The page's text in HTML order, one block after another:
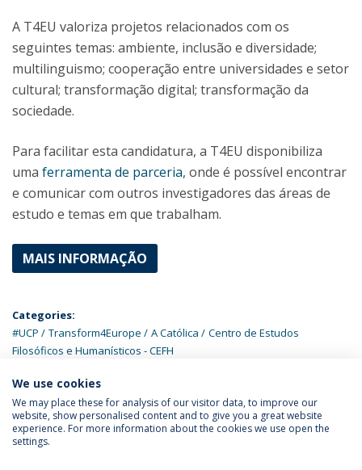
A T4EU valoriza projetos relacionados com os
seguintes temas: ambiente, inclusão e diversidade;
multilinguismo; cooperação entre universidades e setor
cultural; transformação digital; transformação da
sociedade.
Para facilitar esta candidatura, a T4EU disponibiliza
uma ferramenta de parceria, onde é possível encontrar
e comunicar com outros investigadores das áreas de
estudo e temas em que trabalham.
MAIS INFORMAÇÃO
Categories:
#UCP
Transform4Europe A Católica
Centro de Estudos
Filosóficos e Humanísticos - CEFH
Política de Privacidade
Termos & Condições
We use cookies
We may place these for analysis of our visitor data, to improve our
website, show personalised content and to give you a great website
experience. For more information about the cookies we use open the
settings.